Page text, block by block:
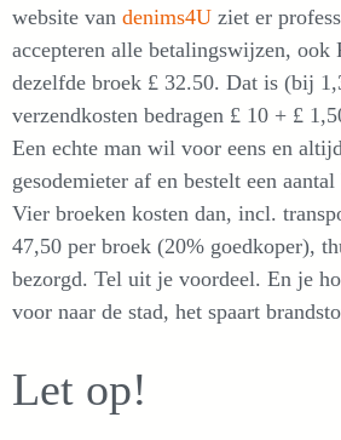
website van denims4U ziet er
accepteren alle betalingswijzen, ook
dezelfde broek £ 32.50. Dat is (bij
verzendkosten bedragen £ 10 + £
Een echte man wil voor eens en
gesodemieter af en bestelt een
Vier broeken kosten dan, incl.
47,50 per broek (20% goedkoper),
bezorgd. Tel uit je voordeel. En je
voor naar de stad, het spaart
Let op!